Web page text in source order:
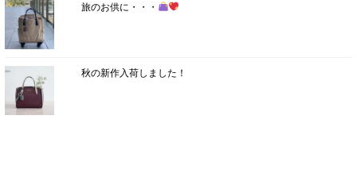
旅のお供に・・・
秋の新作入荷しました！